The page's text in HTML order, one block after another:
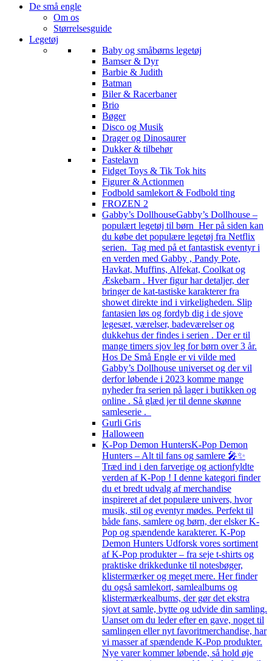
De små engle
Om os
Størrelsesguide
Legetøj
Baby og småbørns legetøj
Bamser & Dyr
Barbie & Judith
Batman
Biler & Racerbaner
Brio
Bøger
Disco og Musik
Drager og Dinosaurer
Dukker & tilbehør
Fastelavn
Fidget Toys & Tik Tok hits
Figurer & Actionmen
Fodbold samlekort & Fodbold ting
FROZEN 2
Gabby’s DollhouseGabby’s Dollhouse –
populært legetøj til børn Her på siden kan
du købe det populære legetøj fra Netflix
serien. Tag med på et fantastisk eventyr i
en verden med Gabby , Pandy Pote,
Havkat, Muffins, Alfekat, Coolkat og
Æskebarn . Hver figur har detaljer, der
bringer de kat-tastiske karakterer fra
showet direkte ind i virkeligheden. Slip
fantasien løs og fordyb dig i de sjove
legesæt, værelser, badeværelser og
dukkehus der findes i serien . Der er til
mange timers sjov leg for børn over 3 år.
Hos De Små Engle er vi vilde med
Gabby’s Dollhouse universet og der vil
derfor løbende i 2023 komme mange
nyheder fra serien på lager i butikken og
online . Så glæd jer til denne skønne
samleserie .
Gurli Gris
Halloween
K-Pop Demon HuntersK-Pop Demon
Hunters – Alt til fans og samlere 🎤✨
Træd ind i den farverige og actionfyldte
verden af K-Pop ! I denne kategori finder
du et bredt udvalg af merchandise
inspireret af det populære univers, hvor
musik, stil og eventyr mødes. Perfekt til
både fans, samlere og børn, der elsker K-
Pop og spændende karakterer. K-Pop
Demon Hunters Udforsk vores sortiment
af K-Pop produkter – fra seje t-shirts og
praktiske drikkedunke til notesbøger,
klistermærker og meget mere. Her finder
du også samlekort, samlealbums og
klistermærkealbums, der gør det ekstra
sjovt at samle, bytte og udvide din samling.
Uanset om du leder efter en gave, noget til
samlingen eller nyt favoritmerchandise, har
vi masser af spændende K-Pop produkter.
Nye varer kommer løbende, så hold øje